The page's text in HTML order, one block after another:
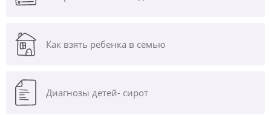
Как взять ребенка в семью
Диагнозы детей- сирот